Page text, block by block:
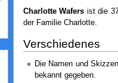
Charlotte Wafers ist die
der Familie Charlotte.
Verschiedenes
Die Namen und
bekannt gegeben.